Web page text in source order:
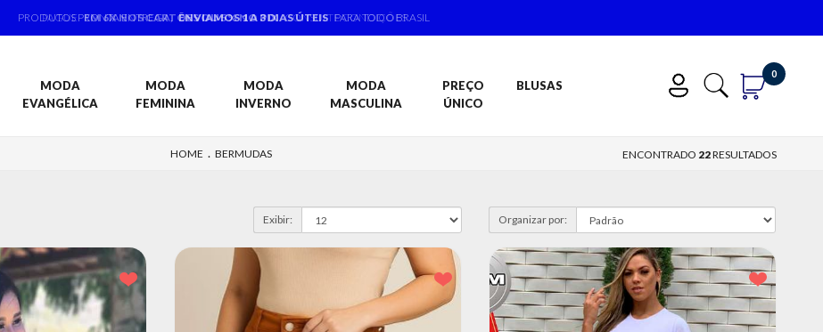
PRODUTOS PRONTA ENTREGA, ENVIAMOS 1 A 3 DIAS ÚTEIS PARA TODO BRASIL
MODA
EVANGÉLICA
MODA
FEMININA
MODA
INVERNO
MODA
MASCULINA
PREÇO
ÚNICO
BLUSAS
0
HOME . BERMUDAS ENCONTRADO 22RESULTADOS
Organizar por:
Exibir: